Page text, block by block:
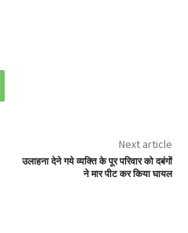
Next article
उलाहना देने गये व्यक्ति के पूर परिवार को दबंगों
ने मार पीट कर किया घायल